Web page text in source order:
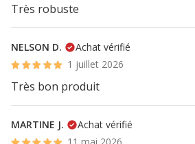
Très robuste
NELSON D.
Achat vérifié
1 juillet 2026
Très bon produit
MARTINE J.
Achat vérifié